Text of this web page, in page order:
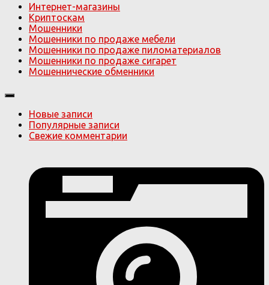
Интернет-магазины
Криптоскам
Мошенники
Мошенники по продаже мебели
Мошенники по продаже пиломатериалов
Мошенники по продаже сигарет
Мошеннические обменники
Новые записи
Популярные записи
Свежие комментарии